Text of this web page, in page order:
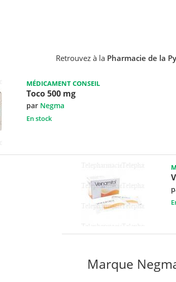
Retrouvez à la Pharmacie de la
MÉDICAMENT CONSEIL
Toco 500 mg
par Negma
En stock
Marque